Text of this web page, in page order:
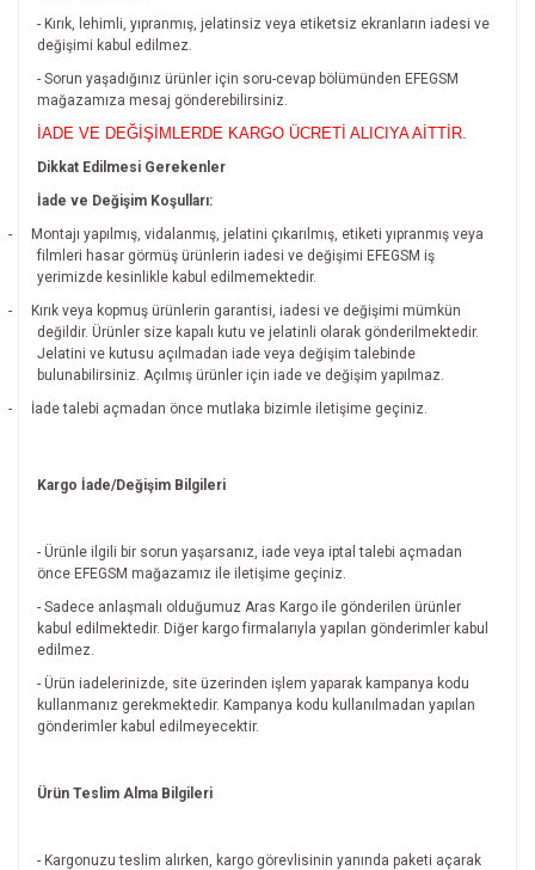
- Kırık, lehimli, yıpranmış, jelatinsiz veya etiketsiz ekranların iadesi ve
değişimi kabul edilmez.
- Sorun yaşadığınız ürünler için soru-cevap bölümünden EFEGSM
mağazamıza mesaj gönderebilirsiniz.
İADE VE DEĞİŞİMLERDE KARGO ÜCRETİ ALICIYA AİTTİR.
Dikkat Edilmesi Gerekenler
İade ve Değişim Koşulları:
-
Montajı yapılmış, vidalanmış, jelatini çıkarılmış, etiketi yıpranmış veya
filmleri hasar görmüş ürünlerin iadesi ve değişimi EFEGSM iş
yerimizde kesinlikle kabul edilmemektedir.
-
Kırık veya kopmuş ürünlerin garantisi, iadesi ve değişimi mümkün
değildir. Ürünler size kapalı kutu ve jelatinli olarak gönderilmektedir.
Jelatini ve kutusu açılmadan iade veya değişim talebinde
bulunabilirsiniz. Açılmış ürünler için iade ve değişim yapılmaz.
-
İade talebi açmadan önce mutlaka bizimle iletişime geçiniz.
Kargo İade/Değişim Bilgileri
- Ürünle ilgili bir sorun yaşarsanız, iade veya iptal talebi açmadan
önce EFEGSM mağazamız ile iletişime geçiniz.
- Sadece anlaşmalı olduğumuz Aras Kargo ile gönderilen ürünler
kabul edilmektedir. Diğer kargo firmalarıyla yapılan gönderimler kabul
edilmez.
- Ürün iadelerinizde, site üzerinden işlem yaparak kampanya kodu
kullanmanız gerekmektedir. Kampanya kodu kullanılmadan yapılan
gönderimler kabul edilmeyecektir.
Ürün Teslim Alma Bilgileri
- Kargonuzu teslim alırken, kargo görevlisinin yanında paketi açarak